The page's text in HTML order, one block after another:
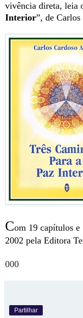
vivência direta, leia
Interior”, de
Com 19 capítulos
2002 pela Editora
000
Partilhar